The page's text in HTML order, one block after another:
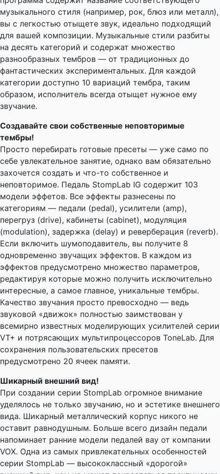
музыкального стиля (например, рок, блюз или металл),
вы с легкостью отыщете звук, идеально подходящий
для вашей композиции. Музыкальные стили разбиты
на десять категорий и содержат множество
разнообразных тембров — от традиционных до
фантастических экспериментальных. Для каждой
категории доступно 10 вариаций тембра, таким
образом, исполнитель всегда отыщет нужное ему
звучание.
Создавайте свои собственные неповторимые
тембры!
Просто перебирать готовые пресеты — уже само по
себе увлекательное занятие, однако вам обязательно
захочется создать и что-то собственное и
неповторимое. Педаль StompLab IG содержит 103
модели эффетов. Все эффекты разнесены по
категориям — педали (pedal), усилители (amp),
перегруз (drive), кабинеты (cabinet), модуляция
(modulation), задержка (delay) и реверберация (reverb).
Если включить шумоподавитель, вы получите 8
одновременно звучащих эффектов. В каждом из
эффектов предусмотрено множество параметров,
редактируя которые можно получить исключительно
интересные, а самое главное, уникальные тембры.
Качество звучания просто превосходно — ведь
звуковой «движок» полностью заимствован у
всемирно известных моделирующих усилителей серии
VT+ и потрясающих мультипроцессоров ToneLab. Для
сохранения пользовательских пресетов
предусмотрено 20 ячеек памяти.
Шикарный внешний вид!
При создании серии StompLab огромное внимание
уделялось не только звучанию, но и эстетике внешнего
вида. Шикарный металлический корпус никого не
оставит равнодушным. Больше всего дизайн педали
напоминает ранние модели педалей вау от компании
VOX. Одна из самых привлекательных особенностей
серии StompLab — высококлассный «дорогой»